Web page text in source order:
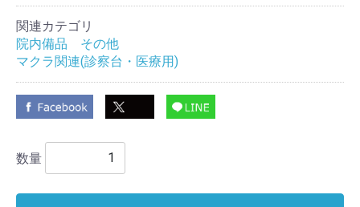
関連カテゴリ
院内備品 その他
マクラ関連(診察台・医療用)
数量